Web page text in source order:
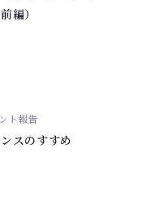
編）
ト報告
スのすすめ